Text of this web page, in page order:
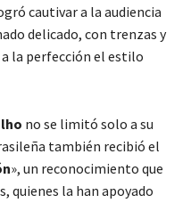
cautivar a la audiencia
delicado, con trenzas y
la perfección el estilo
no se limitó solo a su
también recibió el
», un reconocimiento que
quienes la han apoyado